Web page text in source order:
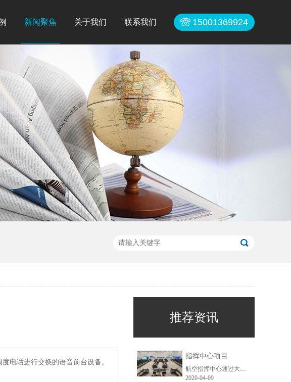
新闻聚焦 关于我们 联系我们 15001369924
电话进行交换的语音前台设备。
推荐资讯
指挥中心项目
航空指挥中心通过大屏展示，获取航空运行数据的信息，对突发事件实时监控，如自然灾害等原因，导致飞机无法降落，需要指挥中心采取应急措施进行调度工作，以及各大机场衔接工作，进行跑到疏散等工作，通过信息智能化，减少突发事件带来的损失。
2020-04-09